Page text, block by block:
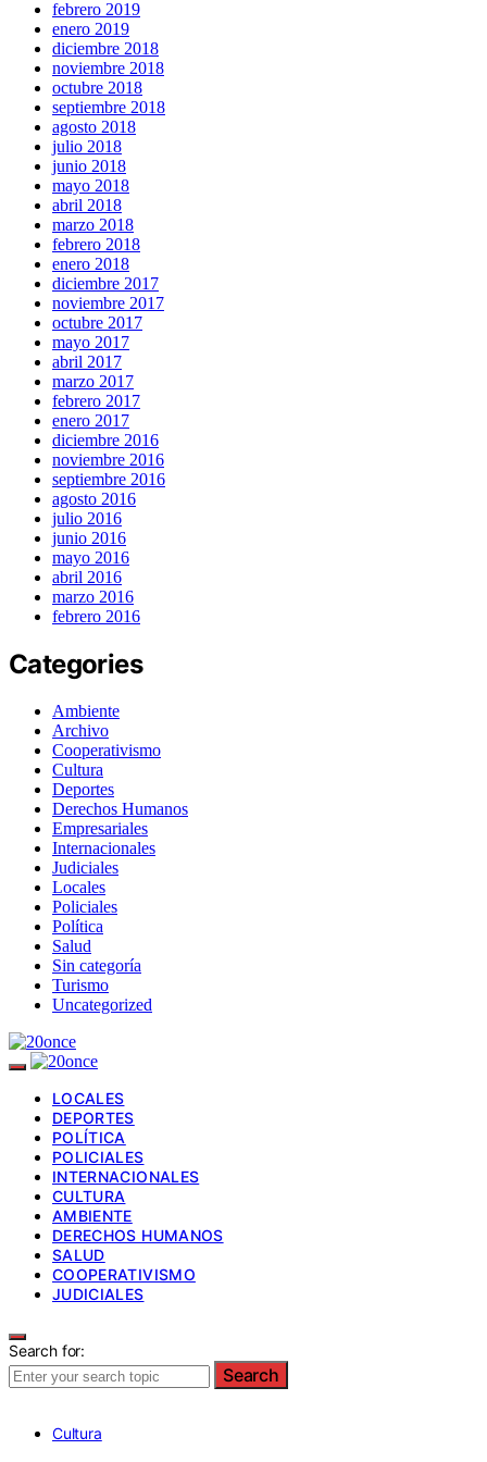
febrero 2019
enero 2019
diciembre 2018
noviembre 2018
octubre 2018
septiembre 2018
agosto 2018
julio 2018
junio 2018
mayo 2018
abril 2018
marzo 2018
febrero 2018
enero 2018
diciembre 2017
noviembre 2017
octubre 2017
mayo 2017
abril 2017
marzo 2017
febrero 2017
enero 2017
diciembre 2016
noviembre 2016
septiembre 2016
agosto 2016
julio 2016
junio 2016
mayo 2016
abril 2016
marzo 2016
febrero 2016
Categories
Ambiente
Archivo
Cooperativismo
Cultura
Deportes
Derechos Humanos
Empresariales
Internacionales
Judiciales
Locales
Policiales
Política
Salud
Sin categoría
Turismo
Uncategorized
LOCALES
DEPORTES
POLÍTICA
POLICIALES
INTERNACIONALES
CULTURA
AMBIENTE
DERECHOS HUMANOS
SALUD
COOPERATIVISMO
JUDICIALES
Search for:
Search
Cultura